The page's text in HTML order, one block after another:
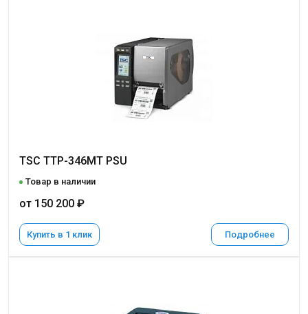
TSC TTP-346MT PSU
Товар в наличии
от 150 200 ₽
Купить в 1 клик Подробнее